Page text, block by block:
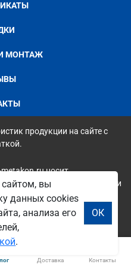
МОНТАЖ
продукции на сайте с
носит
и справочный характер и ни
офертой. Всю
узнать по телефонам
Доставка Контакты
вы
данных cookies
анализа его
.
ОК